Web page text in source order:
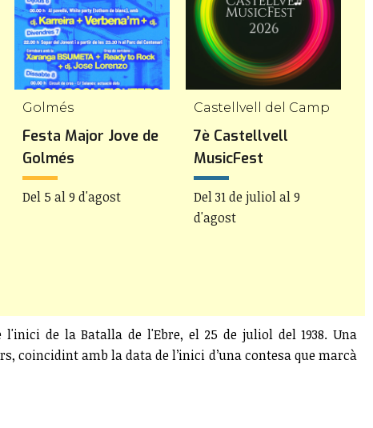
Golmés
Festa Major Jove de
Golmés
Del 5 al 9 d'agost
Castellvell del Camp
7è Castellvell
MusicFest
Del 31 de juliol al 9
d'agost
de la Batalla de l'Ebre, el 25 de juliol del 1938. Una
coincidint amb la data de l’inici d’una contesa que marcà